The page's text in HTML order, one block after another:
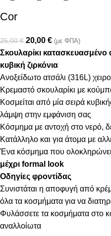
Cor
25,00€ 20,00 € (με ΦΠΑ)
Σκουλαρίκι κατασκευασμένο
κυβική ζιρκόνια
Ανοξείδωτο ατσάλι (316L)
Κρεμαστό σκουλαρίκι με
Κοσμείται από μία σειρά
λάμψη στην εμφάνιση σας
Κόσμημα με αντοχή στο νερό,
Κατάλληλο και για άτομα με
Ένα κόσμημα που
μέχρι formal look
Οδηγίες φροντίδας
Συνιστάται η αποφυγή από
όλα τα κοσμήματα για να
Φυλάσσετε τα κοσμήματα στο
αναλλοίωτα